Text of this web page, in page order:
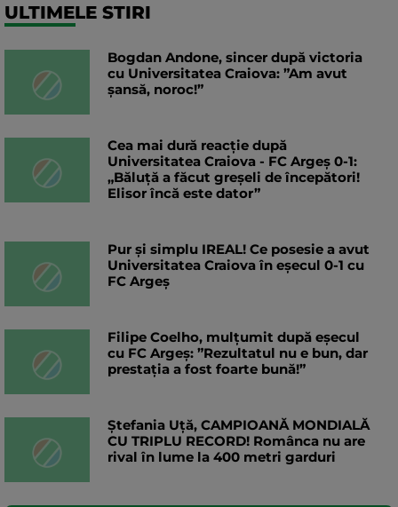
ULTIMELE STIRI
Bogdan Andone, sincer după victoria
cu Universitatea Craiova: ”Am avut
șansă, noroc!”
Cea mai dură reacție după
Universitatea Craiova - FC Argeș 0-1:
„Băluță a făcut greșeli de începători!
Elisor încă este dator”
Pur și simplu IREAL! Ce posesie a avut
Universitatea Craiova în eșecul 0-1 cu
FC Argeș
Filipe Coelho, mulțumit după eșecul
cu FC Argeș: ”Rezultatul nu e bun, dar
prestația a fost foarte bună!”
Ștefania Uță, CAMPIOANĂ MONDIALĂ
CU TRIPLU RECORD! Românca nu are
rival în lume la 400 metri garduri